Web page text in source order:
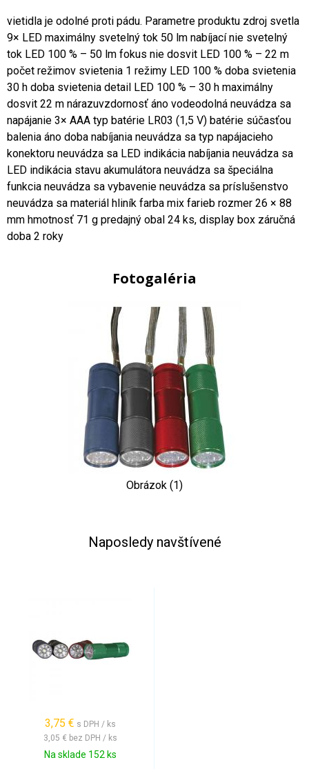
vietidla je odolné proti pádu. Parametre produktu zdroj svetla
9× LED maximálny svetelný tok 50 lm nabíjací nie svetelný
tok LED 100 % – 50 lm fokus nie dosvit LED 100 % – 22 m
počet režimov svietenia 1 režimy LED 100 % doba svietenia
30 h doba svietenia detail LED 100 % – 30 h maximálny
dosvit 22 m nárazuvzdornosť áno vodeodolná neuvádza sa
napájanie 3× AAA typ batérie LR03 (1,5 V) batérie súčasťou
balenia áno doba nabíjania neuvádza sa typ napájacieho
konektoru neuvádza sa LED indikácia nabíjania neuvádza sa
LED indikácia stavu akumulátora neuvádza sa špeciálna
funkcia neuvádza sa vybavenie neuvádza sa príslušenstvo
neuvádza sa materiál hliník farba mix farieb rozmer 26 × 88
mm hmotnosť 71 g predajný obal 24 ks, display box záručná
doba 2 roky
Fotogaléria
Obrázok (1)
Naposledy navštívené
3,75 € s DPH / ks
3,05 € bez DPH / ks
Na sklade 152 ks